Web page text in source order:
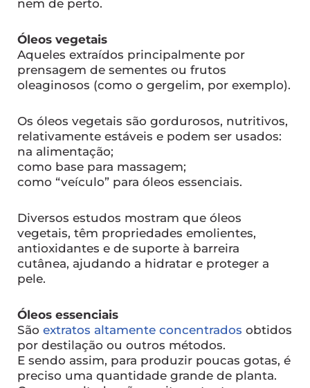
nem de perto.
Óleos vegetais
Aqueles extraídos principalmente por
prensagem de sementes ou frutos
oleaginosos (como o gergelim, por exemplo).
Os óleos vegetais são gordurosos, nutritivos,
relativamente estáveis e podem ser usados:
na alimentação;
como base para massagem;
como “veículo” para óleos essenciais.
Diversos estudos mostram que óleos
vegetais, têm propriedades emolientes,
antioxidantes e de suporte à barreira
cutânea, ajudando a hidratar e proteger a
pele.
Óleos essenciais
São extratos altamente concentrados obtidos
por destilação ou outros métodos.
E sendo assim, para produzir poucas gotas, é
preciso uma quantidade grande de planta.